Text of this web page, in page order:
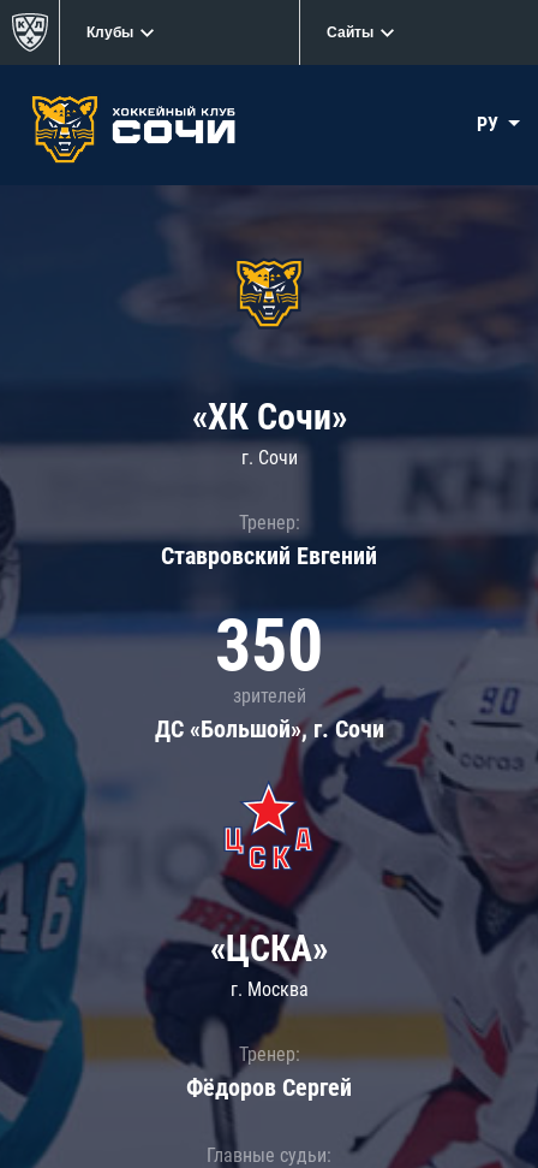
Клубы Сайты
РУ
«ХК Сочи»
г. Сочи
Тренер:
Ставровский Евгений
350
зрителей
ДС «Большой», г. Сочи
«ЦСКА»
г. Москва
Тренер:
Фёдоров Сергей
Главные судьи: